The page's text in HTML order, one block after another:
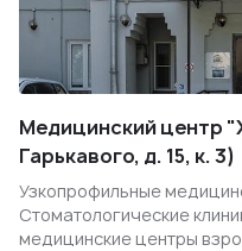
Медицинский центр
Гарькавого, д. 15, к. 3)
Узкопрофильные
Стоматологические
медицинские центры